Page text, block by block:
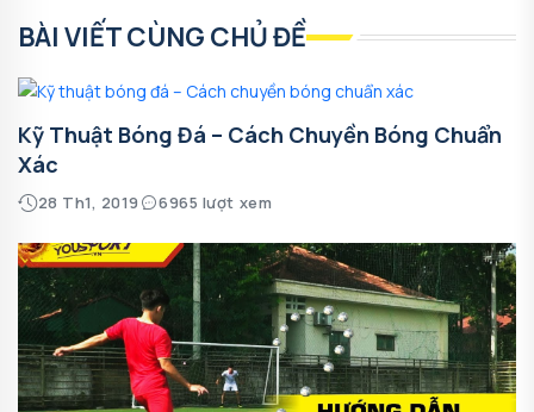
BÀI VIẾT CÙNG CHỦ ĐỀ
Kỹ Thuật Bóng Đá – Cách Chuyền Bóng Chuẩn
Xác
28 Th1, 2019 6965 lượt xem